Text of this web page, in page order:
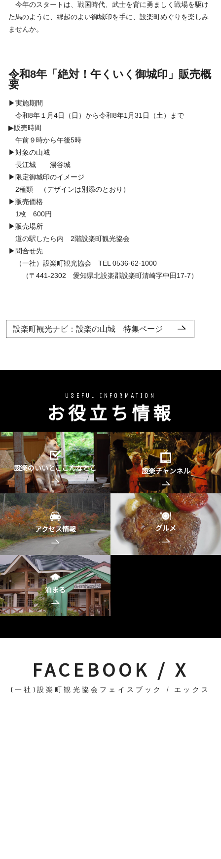
今年のスタートは、戦国時代、武士を背に勇ましく戦場を駆け
た馬のように、縁起のよい御城印を手に、設楽町めぐりを楽しみ
ませんか。
令和8年「絶対！午くいく御城印」販売概
要
▶実施期間
令和8年１月4日（日）から令和8年1月31日（土）まで
▶販売時間
午前９時から午後5時
▶対象の山城
長江城 湯谷城
▶限定御城印のイメージ
2種類 （デザインは別添のとおり）
▶販売価格
1枚 600円
▶販売場所
道の駅したら内 2階設楽町観光協会
▶問合せ先
（一社）設楽町観光協会 TEL 0536-62-1000
（〒441-2302 愛知県北設楽郡設楽町清崎字中田17-7）
設楽町観光ナビ：設楽の山城 特集ページ
USEFUL INFORMATION
お役立ち情報
設楽のいいとここんなとこ 設楽チャンネル
アクセス情報 グルメ
泊まる
FACEBOOK / X
(一社)設楽町観光協会フェイスブック / エックス